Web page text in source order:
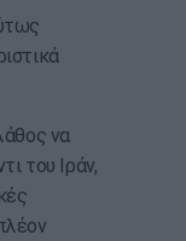
να
του Ιράν,